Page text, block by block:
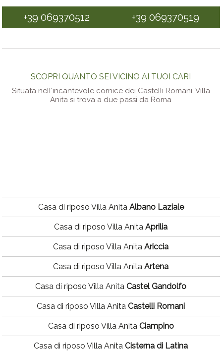
+39 069370512 +39 069370519
SCOPRI QUANTO SEI VICINO AI TUOI CARI
Situata nell'incantevole cornice dei Castelli Romani, Villa
Anita si trova a due passi da Roma
Casa di riposo Villa Anita Albano Laziale
Casa di riposo Villa AnitaAprilia
Casa di riposo Villa AnitaAriccia
Casa di riposo Villa AnitaArtena
Casa di riposo Villa AnitaCastel Gandolfo
Casa di riposo Villa AnitaCastelli Romani
Casa di riposo Villa Anita Ciampino
Casa di riposo Villa AnitaCisterna di Latina